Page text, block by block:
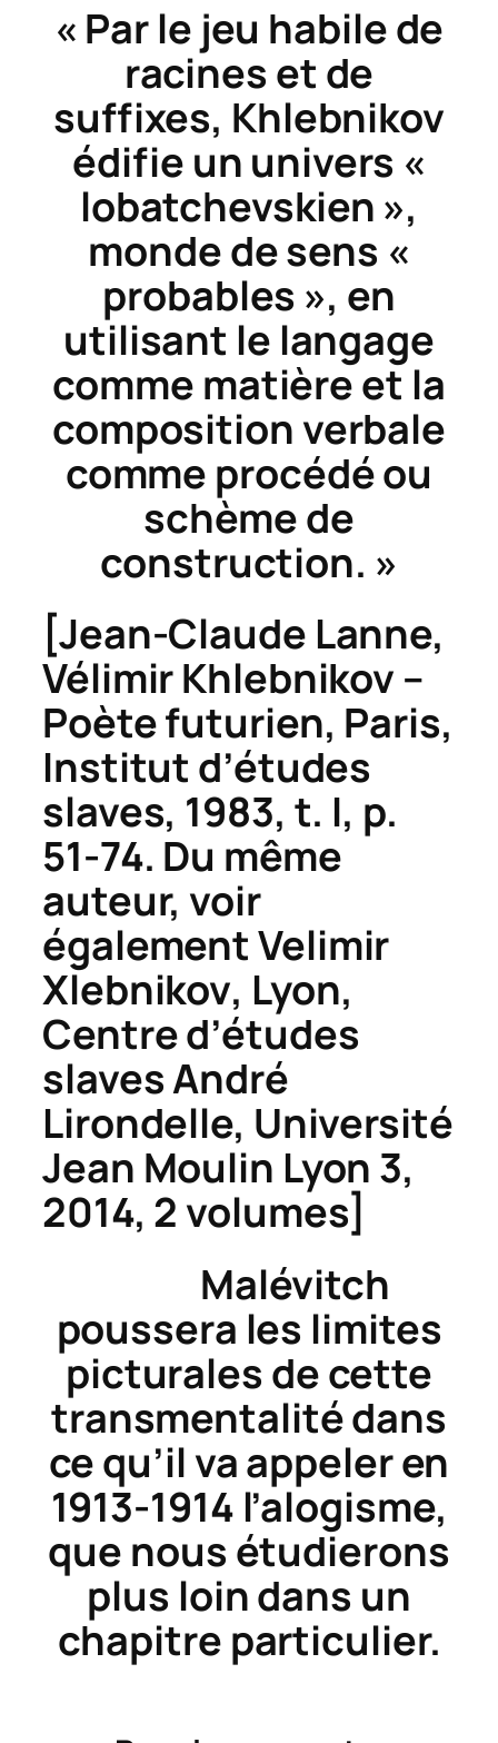
« Par le jeu habile de
racines et de
suffixes, Khlebnikov
édifie un univers «
lobatchevskien »,
monde de sens «
probables », en
utilisant le langage
comme matière et la
composition verbale
comme procédé ou
schème de
construction. »
[Jean-Claude Lanne,
Vélimir Khlebnikov –
Poète futurien, Paris,
Institut d’études
slaves, 1983, t. I, p.
51-74. Du même
auteur, voir
égalementVelimir
Xlebnikov, Lyon,
Centre d’études
slaves André
Lirondelle, Université
Jean Moulin Lyon 3,
2014, 2 volumes]
Malévitch
poussera les limites
picturales de cette
transmentalité dans
ce qu’il va appeler en
1913-1914 l’alogisme,
que nous étudierons
plus loin dans un
chapitre particulier.